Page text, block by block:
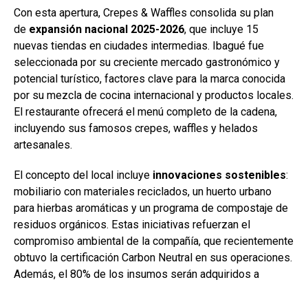
Con esta apertura, Crepes & Waffles consolida su plan
de expansión nacional 2025-2026, que incluye 15
nuevas tiendas en ciudades intermedias. Ibagué fue
seleccionada por su creciente mercado gastronómico y
potencial turístico, factores clave para la marca conocida
por su mezcla de cocina internacional y productos locales.
El restaurante ofrecerá el menú completo de la cadena,
incluyendo sus famosos crepes, waffles y helados
artesanales.
El concepto del local incluye innovaciones sostenibles:
mobiliario con materiales reciclados, un huerto urbano
para hierbas aromáticas y un programa de compostaje de
residuos orgánicos. Estas iniciativas refuerzan el
compromiso ambiental de la compañía, que recientemente
obtuvo la certificación Carbon Neutral en sus operaciones.
Además, el 80% de los insumos serán adquiridos a